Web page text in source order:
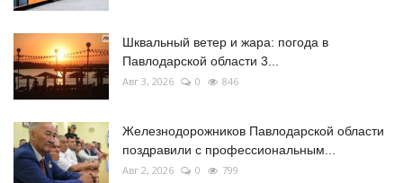
Шквальный ветер и жара: погода в
Павлодарской области 3...
Авг 3, 2026 0 846
Железнодорожников Павлодарской области
поздравили с профессиональным...
Авг 2, 2026 0 799